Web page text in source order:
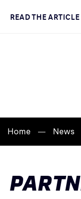
READ THE ARTICLE
Home News